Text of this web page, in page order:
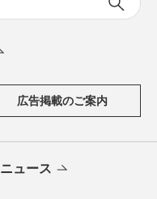
広告掲載のご案内
ニュース